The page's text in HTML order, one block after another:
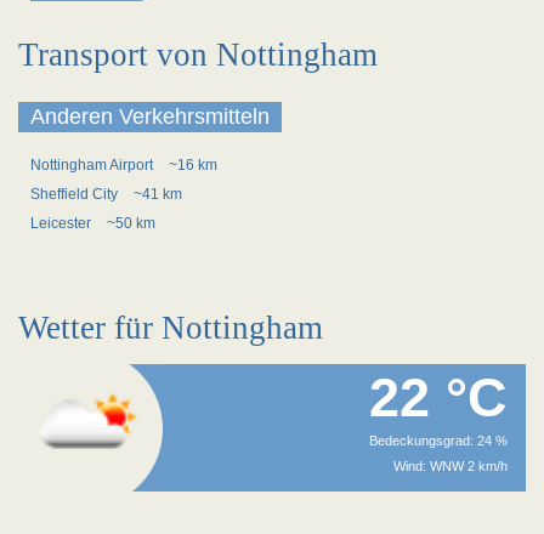
Transport von Nottingham
Anderen Verkehrsmitteln
Nottingham Airport
~16 km
Sheffield City
~41 km
Leicester
~50 km
Wetter für Nottingham
22 °C
Bedeckungsgrad: 24 %
Wind: WNW 2 km/h